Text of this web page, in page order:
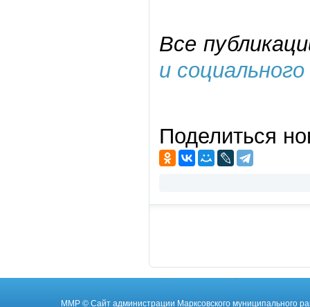
Все
и
Поделиться
ММР © Cайт администрации Марксовского муниципального